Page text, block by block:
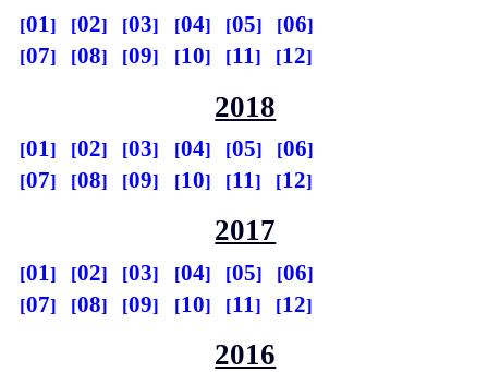
01 02 03 04 05
06
07
08 09 10 11 12
2018
01 02 03 04 05
06
07
08 09 10 11 12
2017
01 02 03 04 05
06
07
08 09 10 11 12
2016